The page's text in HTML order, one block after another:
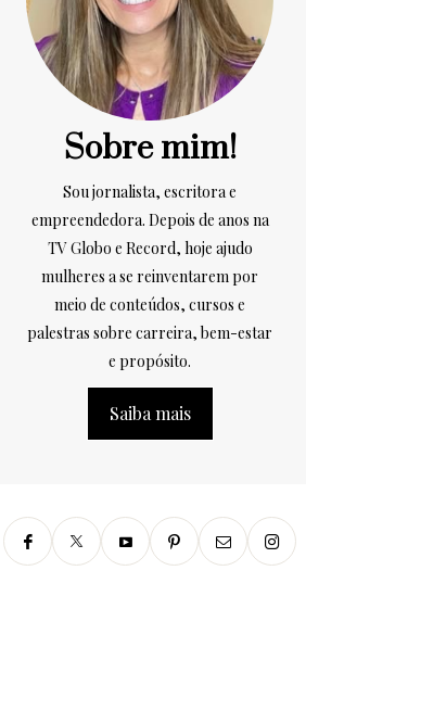
Sobre mim!
Sou jornalista, escritora e
empreendedora. Depois de anos na
TV Globo e Record, hoje ajudo
mulheres a se reinventarem por
meio de conteúdos, cursos e
palestras sobre carreira, bem-estar
e propósito.
Saiba mais